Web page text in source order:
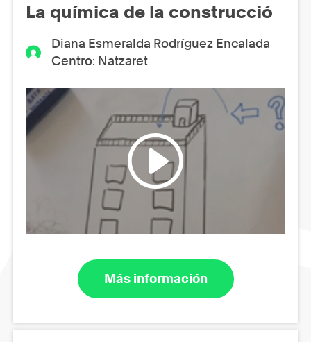
La química de la construcció
Diana Esmeralda Rodríguez Encalada
Centro: Natzaret
Más información